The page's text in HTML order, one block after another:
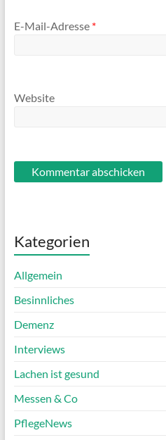
E-Mail-Adresse *
Website
Kategorien
Allgemein
Besinnliches
Demenz
Interviews
Lachen ist gesund
Messen & Co
PflegeNews